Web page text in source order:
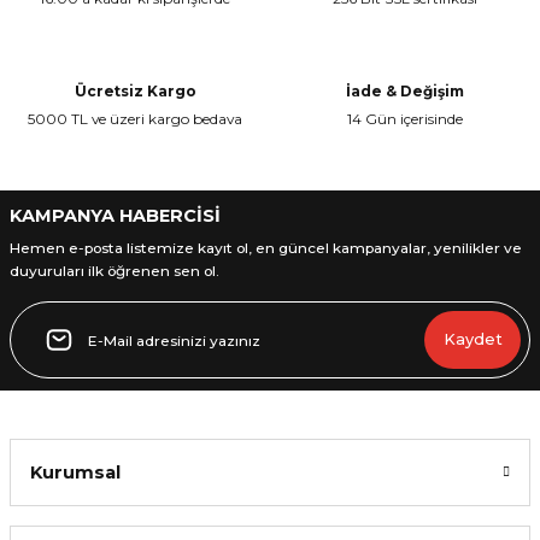
Ücretsiz Kargo
5000 TL ve üzeri kargo bedava
İade & Değişim
14 Gün içerisinde
KAMPANYA HABERCİSİ
Hemen e-posta listemize kayıt ol, en güncel kampanyalar, yenilikler ve
duyuruları ilk öğrenen sen ol.
Kaydet
Kurumsal